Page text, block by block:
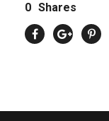
0 Shares